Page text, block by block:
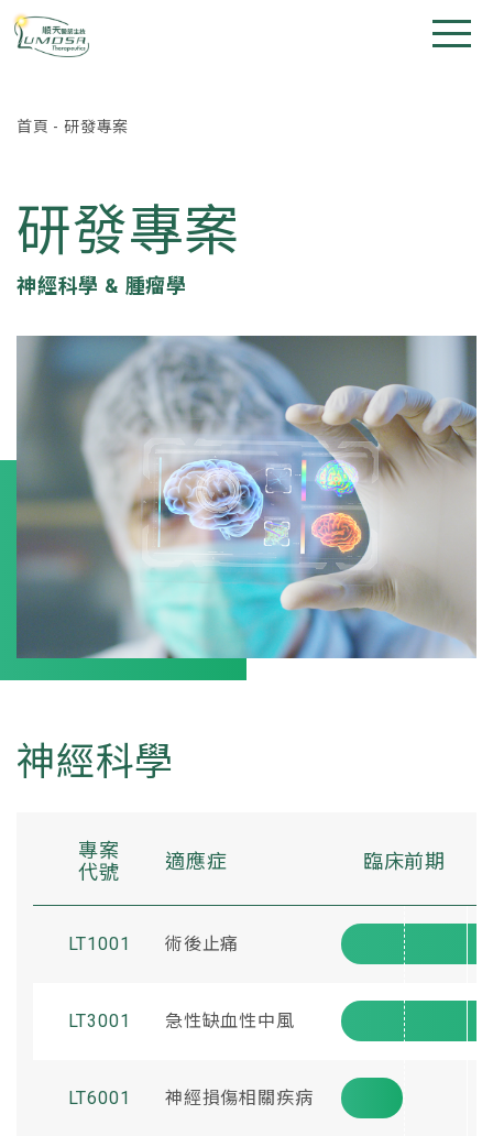
首頁 -研發專案
研發專案
神經科學 & 腫瘤學
神經科學
專案
代號
適應症 臨床前期
LT1001 術後止痛
LT3001 急性缺血性中風
LT6001 神經損傷相關疾病